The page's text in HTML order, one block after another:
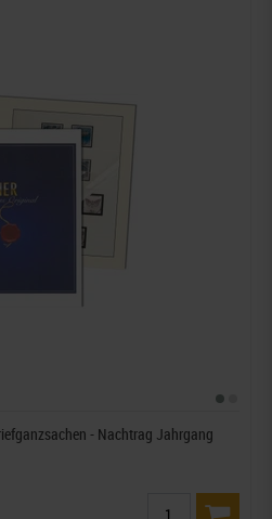
- Nachtrag Jahrgang